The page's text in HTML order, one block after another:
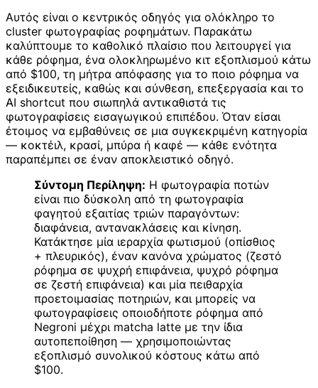
Αυτός είναι ο κεντρικός οδηγός για ολόκληρο το
cluster φωτογραφίας ροφημάτων. Παρακάτω
καλύπτουμε το καθολικό πλαίσιο που λειτουργεί για
κάθε ρόφημα, ένα ολοκληρωμένο κιτ εξοπλισμού κάτω
από $100, τη μήτρα απόφασης για το ποιο ρόφημα να
εξειδικευτείς, καθώς και σύνθεση, επεξεργασία και το
AI shortcut που σιωπηλά αντικαθιστά τις
φωτογραφίσεις εισαγωγικού επιπέδου. Όταν είσαι
έτοιμος να εμβαθύνεις σε μια συγκεκριμένη κατηγορία
— κοκτέιλ, κρασί, μπύρα ή καφέ — κάθε ενότητα
παραπέμπει σε έναν αποκλειστικό οδηγό.
Σύντομη Περίληψη: Η φωτογραφία ποτών
είναι πιο δύσκολη από τη φωτογραφία
φαγητού εξαιτίας τριών παραγόντων:
διαφάνεια, αντανακλάσεις και κίνηση.
Κατάκτησε μία ιεραρχία φωτισμού (οπίσθιος
+ πλευρικός), έναν κανόνα χρώματος (ζεστό
ρόφημα σε ψυχρή επιφάνεια, ψυχρό ρόφημα
σε ζεστή επιφάνεια) και μία πειθαρχία
προετοιμασίας ποτηριών, και μπορείς να
φωτογραφίσεις οποιοδήποτε ρόφημα από
Negroni μέχρι matcha latte με την ίδια
αυτοπεποίθηση — χρησιμοποιώντας
εξοπλισμό συνολικού κόστους κάτω από
$100.